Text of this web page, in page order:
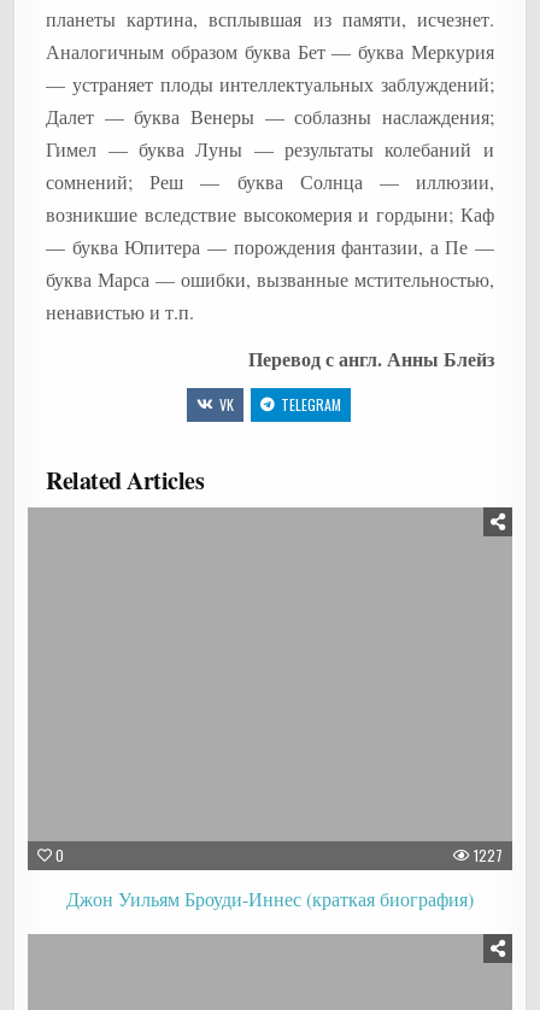
планеты картина, всплывшая из памяти, исчезнет.
Аналогичным образом буква Бет — буква Меркурия
— устраняет плоды интеллектуальных заблуждений;
Далет — буква Венеры — соблазны наслаждения;
Гимел — буква Луны — результаты колебаний и
сомнений; Реш — буква Солнца — иллюзии,
возникшие вследствие высокомерия и гордыни; Каф
— буква Юпитера — порождения фантазии, а Пе —
буква Марса — ошибки, вызванные мстительностью,
ненавистью и т.п.
Перевод с англ. Анны Блейз
VK TELEGRAM
Related Articles
0 1227
Джон Уильям Броуди-Иннес (краткая биография)